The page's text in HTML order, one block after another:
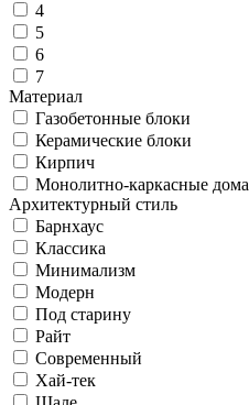
4
5
6
7
Материал
Газобетонные блоки
Керамические блоки
Кирпич
Монолитно-каркасные дома
Архитектурный стиль
Барнхаус
Классика
Минимализм
Модерн
Под старину
Райт
Современный
Хай-тек